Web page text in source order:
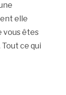
elle
vous êtes
ce qui